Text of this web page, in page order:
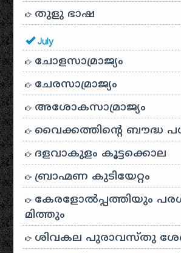
തുളു ഭാഷ
July
ചോളസാമ്രാജ്യം
ചേരസാമ്രാജ്യം
അശോകസാമ്രാജ്യം
വൈക്കത്തിന്റെ ബൗദ്ധ
ദളവാകുളം കൂട്ടക്കൊല
ബ്രാഹ്മണ കുടിയേറ്റം
കേരളോൽപ്പത്തിയും
മിത്തും
ശിവകല പുരാവസ്തു